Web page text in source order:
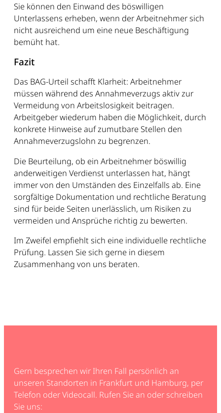
Sie können den Einwand des böswilligen
Unterlassens erheben, wenn der Arbeitnehmer sich
nicht ausreichend um eine neue Beschäftigung
bemüht hat.
Fazit
Das BAG-Urteil schafft Klarheit: Arbeitnehmer
müssen während des Annahmeverzugs aktiv zur
Vermeidung von Arbeitslosigkeit beitragen.
Arbeitgeber wiederum haben die Möglichkeit, durch
konkrete Hinweise auf zumutbare Stellen den
Annahmeverzugslohn zu begrenzen.
Die Beurteilung, ob ein Arbeitnehmer böswillig
anderweitigen Verdienst unterlassen hat, hängt
immer von den Umständen des Einzelfalls ab. Eine
sorgfältige Dokumentation und rechtliche Beratung
sind für beide Seiten unerlässlich, um Risiken zu
vermeiden und Ansprüche richtig zu bewerten.
Im Zweifel empfiehlt sich eine individuelle rechtliche
Prüfung. Lassen Sie sich gerne in diesem
Zusammenhang von uns beraten.
Gern besprechen wir Ihren Fall persönlich an
unseren Standorten in Frankfurt und Hamburg, per
Telefon oder Videocall. Rufen Sie an oder schreiben
Sie uns: